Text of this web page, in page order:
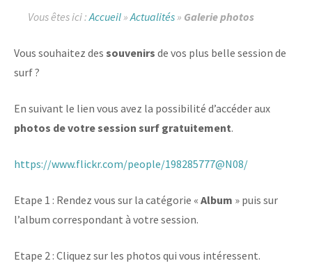
Vous êtes ici :Accueil»Actualités» Galerie photos
Vous souhaitez des souvenirs de vos plus belle session de
surf ?
En suivant le lien vous avez la possibilité d’accéder aux
photos de votre session surf gratuitement.
https://www.flickr.com/people/198285777@N08/
Etape 1 : Rendez vous sur la catégorie « Album » puis sur
l’album correspondant à votre session.
Etape 2 : Cliquez sur les photos qui vous intéressent.